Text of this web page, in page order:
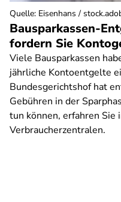
Bausparkassen-
fordern Sie
Viele Bausparkassen
jährliche Kontoentgelte
Bundesgerichtshof hat
Gebühren in der
tun können, erfahren Sie
Verbraucherzentralen.
Quelle: Eisenhans /